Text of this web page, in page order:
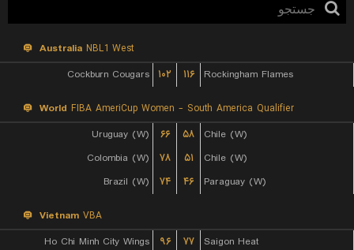
Australia NBL1 West
Cockburn Cougars
۱۰۲ ۱۱۶ Rockingham Flames
World FIBA AmeriCup Women - South America Qualifier
Uruguay (W)
۶۶ ۵۸
Chile (W)
Colombia (W)
۷۸ ۵۱
Chile (W)
Brazil (W)
۷۴ ۴۶ Paraguay (W)
Vietnam VBA
Ho Chi Minh City Wings
۹۶ ۷۷ Saigon Heat